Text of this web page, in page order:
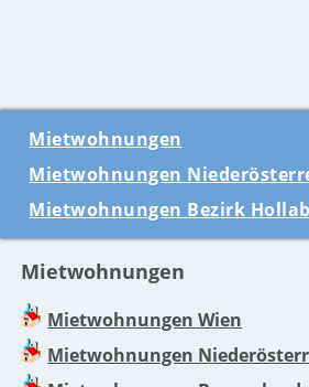
Mietwohnungen
Mietwohnungen
Mietwohnungen Bezirk
Mietwohnungen
Mietwohnungen Wien
Mietwohnungen